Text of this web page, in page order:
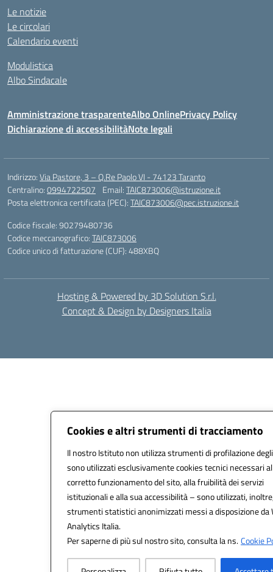
Cookies e altri strumenti di tracciamento
Il nostro Istituto non utilizza strumenti di profilazione
sono utilizzati esclusivamente cookies tecnici necessari al
corretto funzionamento del sito, alla fruibilità dei servizi
istituzionali e alla sua accessibilità – sono utilizzati,
strumenti statistici anonimizzati messi a disposizione da
Analytics Italia.
Per saperne di più sul nostro sito, consulta la ns.Cookie
Le notizie
Le circolari
Calendario eventi
Modulistica
Albo Sindacale
Amministrazione trasparenteAlbo OnlinePrivacy Policy
Dichiarazione di accessibilitàNote legali
Indirizzo:Via Pastore, 3 – Q.Re Paolo VI - 74123 Taranto
Centralino:0994722507 Email:TAIC873006@istruzione.it
Posta elettronica certificata (PEC):TAIC873006@pec.istruzione.it
Codice fiscale: 90279480736
Codice meccanografico:TAIC873006
Codice unico di fatturazione (CUF): 488XBQ
Hosting & Powered by 3D Solution S.r.l.
Concept & Design by Designers Italia